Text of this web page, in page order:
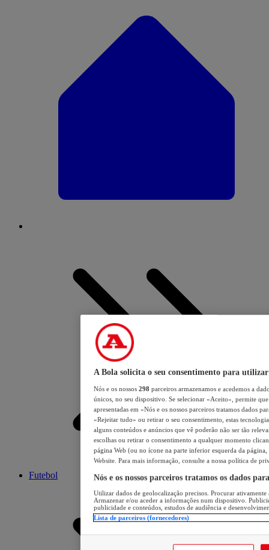
Futebol
A Bola solicita o seu consentimento para utilizar
Nós e os nossos 298 parceiros armazenamos e acedemos a
únicos, no seu dispositivo. Se selecionar «Aceito», permite
apresentadas em «Nós e os nossos parceiros tratamos dados
«Rejeitar tudo» ou retirar o seu consentimento, estas
alguns conteúdos e anúncios que vê poderão não ser tão
escolhas ou retirar o consentimento a qualquer momento
página Web (ou no ícone na parte inferior esquerda da página,
Website. Para mais informação, consulte a nossa política de
Nós e os nossos parceiros tratamos os dados
Utilizar dados de geolocalização precisos. Procurar
Armazenar e/ou aceder a informações num dispositivo.
publicidade e conteúdos, estudos de audiência e
Lista de parceiros (fornecedores)